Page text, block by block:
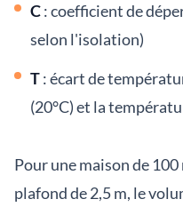
C: coefficient de
selon l'isolation)
T: écart de
(20°C) et la
Pour une maison de 100
plafond de 2,5 m, le